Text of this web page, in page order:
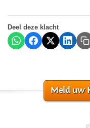
Deel deze klacht
Meld uw